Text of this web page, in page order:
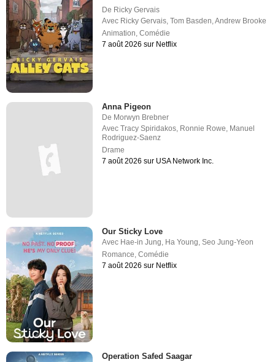
De Ricky Gervais
Avec Ricky Gervais,Tom Basden,Andrew Brooke
Animation,Comédie
7 août 2026 sur Netflix
Anna Pigeon
De Morwyn Brebner
AvecTracy Spiridakos Ronnie Rowe Manuel
Rodriguez-Saenz
Drame
7 août 2026 sur USA Network Inc.
Our Sticky Love
Avec Hae-in Jung, Ha Young,Seo Jung-Yeon
Romance,Comédie
7 août 2026 sur Netflix
Operation Safed Saagar